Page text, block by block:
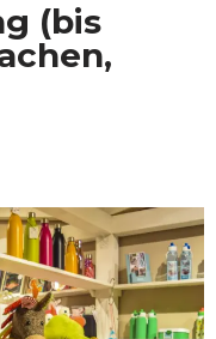
(bis